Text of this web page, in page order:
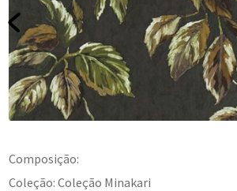
Composição:
Coleção: Coleção Minakari